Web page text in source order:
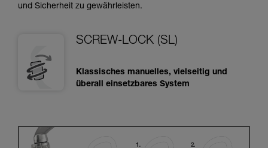
und Sicherheit zu gewährleisten.
SCREW-LOCK (SL)
Klassisches manuelles, vielseitig und
überall einsetzbares System